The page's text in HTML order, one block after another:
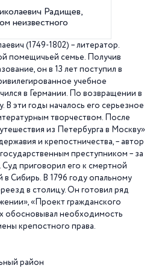
Радищев,
неизвестного
(1749-1802) – литератор.
помещичьей семье. Получив
он в 13 лет поступил в
учебное
в Германии. По возвращении в
В эти годы началось его серьезное
творчеством. После
из Петербурга в Москву»
и крепостничества, – автор
преступником – за
приговорил его к смертной
в Сибирь. В 1796 году опальному
в столицу. Он готовил ряд
«Проект гражданского
обосновывал необходимость
крепостного права.
район